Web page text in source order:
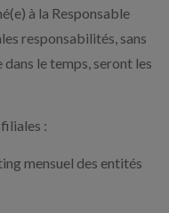
à la Responsable
responsabilités, sans
le temps, seront les
:
mensuel des entités